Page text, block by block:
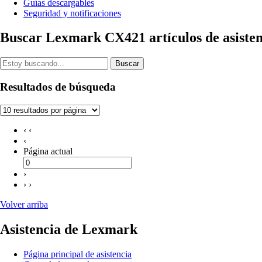
Guías descargables
Seguridad y notificaciones
Buscar Lexmark CX421 artículos de
Buscar
Resultados de búsqueda
‹ ‹
‹
Página actual
›
› ›
Volver arriba
Asistencia de Lexmark
Página principal de asistencia